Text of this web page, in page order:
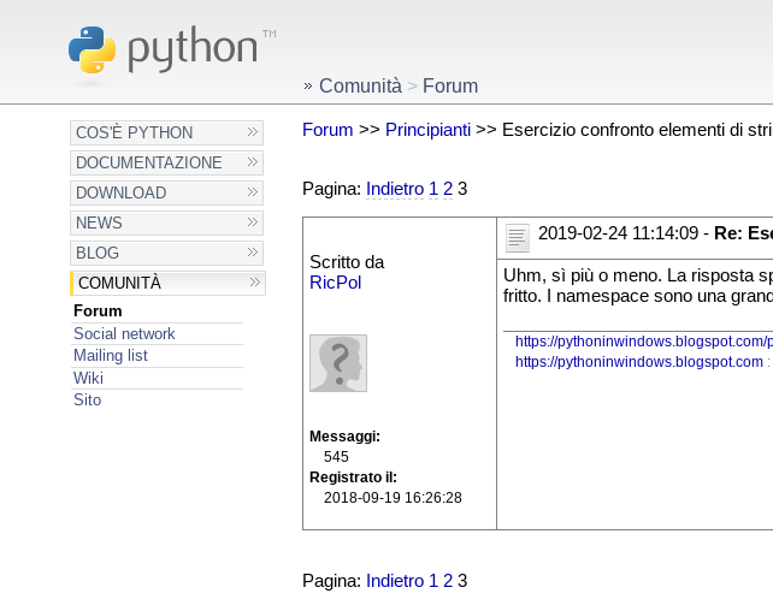
COS'È PYTHON
DOCUMENTAZIONE
DOWNLOAD
NEWS
BLOG
COMUNITÀ
Forum
Social network
Mailing list
Wiki
Sito
Comunità > Forum
Forum >> Principianti>> Esercizio confronto elementi di
Pagina: Indietro 1 23
Scritto da
RicPol
Messaggi
545
Registrato il
2018-09-19 16:26:28
2019-02-24 11:14:09 - Re:
Uhm, sì più o meno. La risposta
fritto. I namespace sono una
https://pythoninwindows.blogspot.com/
https://pythoninwindows.blogspot.com:
Pagina: Indietro 1 23